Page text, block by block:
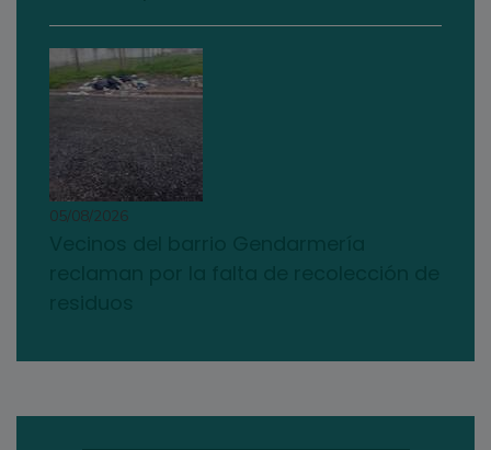
05/08/2026